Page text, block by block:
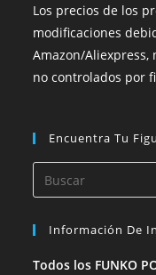
Los precios de los
modificaciones
Amazon/Aliexpress,
no controlados por
Encuentra Tu
Información De
Todos los FUNKO